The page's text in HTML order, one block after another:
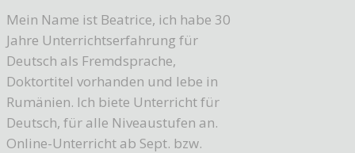
Mein Name ist Beatrice, ich habe 30
Jahre Unterrichtserfahrung für
Deutsch als Fremdsprache,
Doktortitel vorhanden und lebe in
Rumänien. Ich biete Unterricht für
Deutsch, für alle Niveaustufen an.
Online-Unterricht ab Sept. bzw.